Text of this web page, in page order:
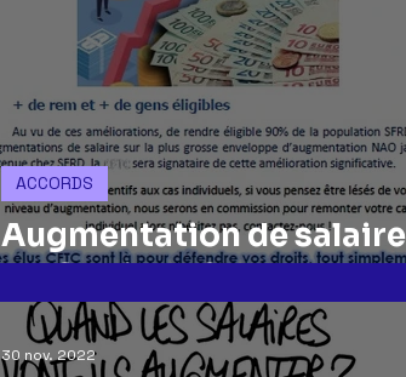
Augmentation de salaire
NAO saison 2
ACCORDS
30 nov. 2022